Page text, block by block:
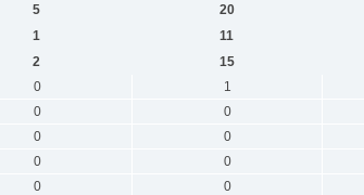
5 20
1 11
2 15
0 1
0 0
0 0
0 0
0 0